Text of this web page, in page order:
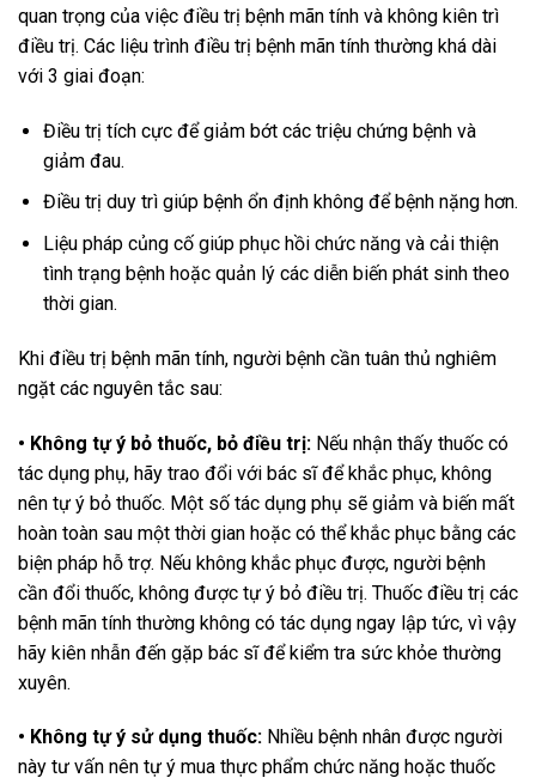
quan trọng của việc điều trị bệnh mãn tính và không kiên trì
điều trị. Các liệu trình điều trị bệnh mãn tính thường khá dài
với 3 giai đoạn:
Điều trị tích cực để giảm bớt các triệu chứng bệnh và
giảm đau.
Điều trị duy trì giúp bệnh ổn định không để bệnh nặng hơn.
Liệu pháp củng cố giúp phục hồi chức năng và cải thiện
tình trạng bệnh hoặc quản lý các diễn biến phát sinh theo
thời gian.
Khi điều trị bệnh mãn tính, người bệnh cần tuân thủ nghiêm
ngặt các nguyên tắc sau:
• Không tự ý bỏ thuốc, bỏ điều trị: Nếu nhận thấy thuốc có
tác dụng phụ, hãy trao đổi với bác sĩ để khắc phục, không
nên tự ý bỏ thuốc. Một số tác dụng phụ sẽ giảm và biến mất
hoàn toàn sau một thời gian hoặc có thể khắc phục bằng các
biện pháp hỗ trợ. Nếu không khắc phục được, người bệnh
cần đổi thuốc, không được tự ý bỏ điều trị. Thuốc điều trị các
bệnh mãn tính thường không có tác dụng ngay lập tức, vì vậy
hãy kiên nhẫn đến gặp bác sĩ để kiểm tra sức khỏe thường
xuyên.
• Không tự ý sử dụng thuốc: Nhiều bệnh nhân được người
này tư vấn nên tự ý mua thực phẩm chức năng hoặc thuốc